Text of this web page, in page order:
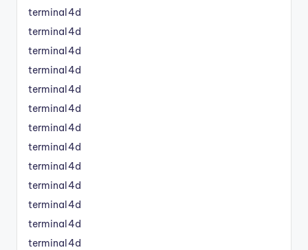
terminal4d
terminal4d
terminal4d
terminal4d
terminal4d
terminal4d
terminal4d
terminal4d
terminal4d
terminal4d
terminal4d
terminal4d
terminal4d